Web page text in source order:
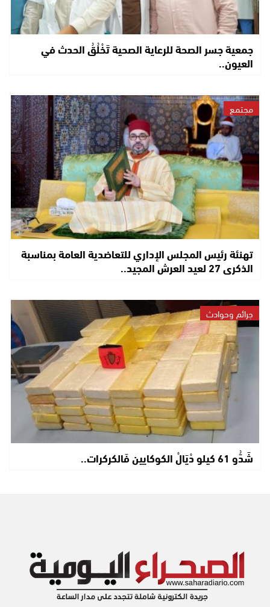
جمعية جسر الصحة للرعاية الصحية تَخْلُقُ الحدث في
العيون..
مجتمع
تهنئة رئيس المجلس الإداري للتعاضدية العامة بمناسبة
الذكرى 27 لعيد العرش المجيد..
جرائم وحوادث
شَدُّو 61 كيلو دْيَالْ الكوكايين فَالكركرات..